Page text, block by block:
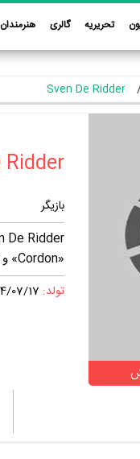
تحریریه گالری هنرمندان
Sven De Ridder
بازیگر
«Cordon» و فیلم سینمایی «A Turtle's Tale: Sammy's Adventures» فعالیت داشته است.
تولد: